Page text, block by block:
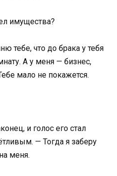
имущества?
тебе, что до брака у тебя
А у меня — бизнес,
мало не покажется.
и голос его стал
— Тогда я заберу
меня.